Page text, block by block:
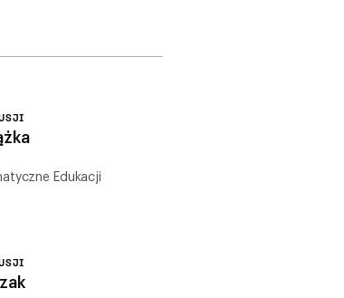
Edukacji